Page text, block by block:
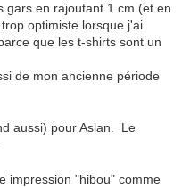
gars en rajoutant 1 cm (et en
optimiste lorsque j'ai
que les t-shirts sont un
de mon ancienne période
aussi) pour Aslan. Le
impression "hibou" comme